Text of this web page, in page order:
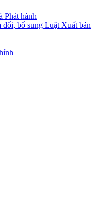
Phát hành
bổ sung Luật Xuất bản